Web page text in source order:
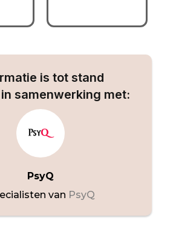
is tot stand
samenwerking met:
PsyQ
van PsyQ